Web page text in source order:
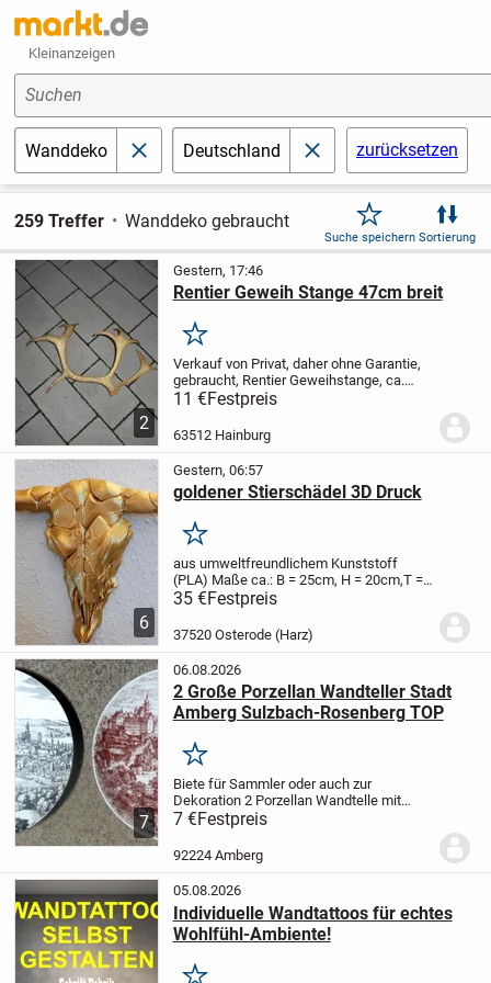
Kleinanzeigen
Suchen
Wanddeko schließenDeutschland schließenzurücksetzen
259 Treffer Wanddeko gebraucht
Suche speichern Sortierung
2
Gestern, 17:46
Rentier Geweih Stange 47cm breit
Merken
Verkauf von Privat, daher ohne Garantie,
gebraucht, Rentier Geweihstange, ca.
47cm breit, 11.-Euro, bei Interesse bitte
Tel. 01709843248 anrufen.
11 €Festpreis
63512 Hainburg
6
Gestern, 06:57
goldener Stierschädel 3D Druck
Merken
aus umweltfreundlichem Kunststoff
(PLA) Maße ca.: B = 25cm, H = 20cm,T =
8cmGuck mal auf meine Seite:
design-ralf.de
auf markt.de
35 €Festpreis
37520 Osterode (Harz)
7
06.08.2026
2 Große Porzellan Wandteller Stadt
Amberg Sulzbach-Rosenberg TOP
Merken
Biete für Sammler oder auch zur
Dekoration 2 Porzellan Wandtelle mit
Stadtansicht von
Altenkunstadt Germany Nr. 26
Rosenberg - Porzellan Tischenreuth
Beide...
7 €Festpreis
92224 Amberg
05.08.2026
Individuelle Wandtattoos für echtes
Wohlfühl-Ambiente!